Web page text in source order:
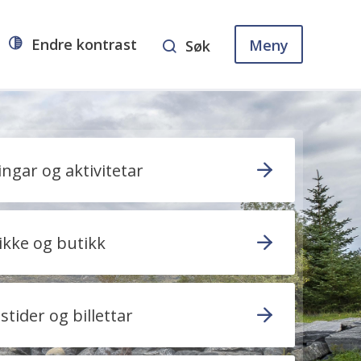
Endre kontrast Søk Meny
og aktivitetar
og butikk
og billettar